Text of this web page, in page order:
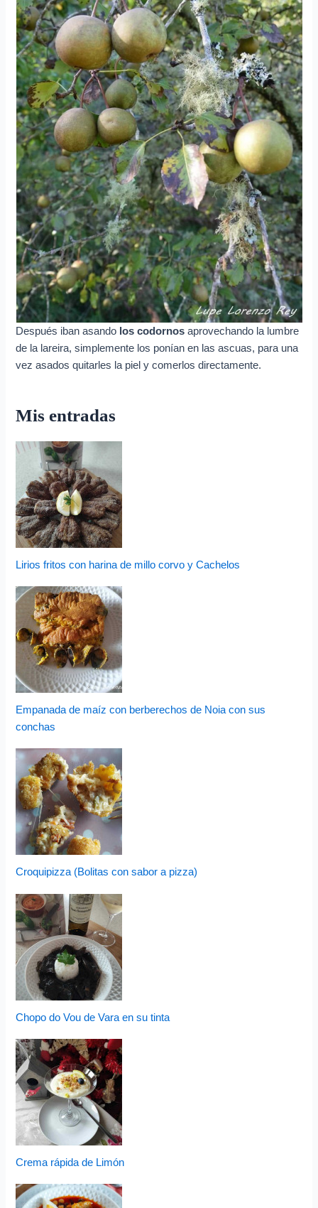
Después iban asando los codornosaprovechando la lumbre
de la lareira, simplemente los ponían en las ascuas, para una
vez asados quitarles la piel y comerlos directamente.
Mis entradas
Lirios fritos con harina de millo corvo y Cachelos
Empanada de maíz con berberechos de Noia con sus
conchas
Croquipizza (Bolitas con sabor a pizza)
Chopo do Vou de Vara en su tinta
Crema rápida de Limón